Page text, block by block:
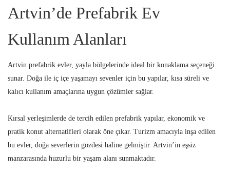
Artvin’de Prefabrik Ev
Kullanım Alanları
Artvin prefabrik evler, yayla bölgelerinde ideal bir konaklama seçeneği
sunar. Doğa ile iç içe yaşamayı sevenler için bu yapılar, kısa süreli ve
kalıcı kullanım amaçlarına uygun çözümler sağlar.
Kırsal yerleşimlerde de tercih edilen prefabrik yapılar, ekonomik ve
pratik konut alternatifleri olarak öne çıkar. Turizm amacıyla inşa edilen
bu evler, doğa severlerin gözdesi haline gelmiştir. Artvin’in eşsiz
manzarasında huzurlu bir yaşam alanı sunmaktadır.